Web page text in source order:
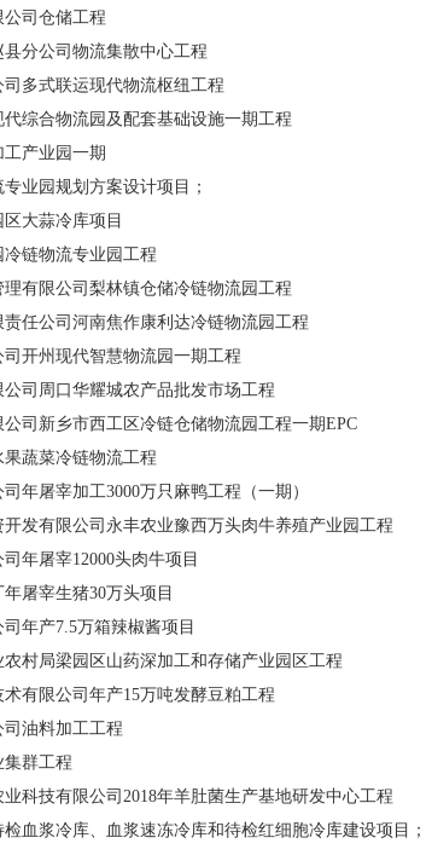
司仓储工程
分公司物流集散中心工程
多式联运现代物流枢纽工程
综合物流园及配套基础设施一期工程
产业园一期
业园规划方案设计项目；
大蒜冷库项目
链物流专业园工程
有限公司梨林镇仓储冷链物流园工程
任公司河南焦作康利达冷链物流园工程
开州现代智慧物流园一期工程
司周口华耀城农产品批发市场工程
司新乡市西工区冷链仓储物流园工程一期EPC
蔬菜冷链物流工程
年屠宰加工3000万只麻鸭工程（一期）
发有限公司永丰农业豫西万头肉牛养殖产业园工程
年屠宰12000头肉牛项目
屠宰生猪30万头项目
年产7.5万箱辣椒酱项目
村局梁园区山药深加工和存储产业园区工程
有限公司年产15万吨发酵豆粕工程
油料加工工程
群工程
科技有限公司2018年羊肚菌生产基地研发中心工程
血浆冷库、血浆速冻冷库和待检红细胞冷库建设项目；